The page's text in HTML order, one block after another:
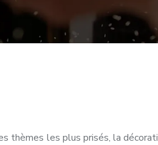
thèmes les plus prisés, la